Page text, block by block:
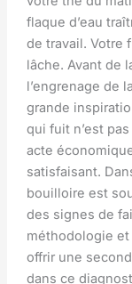
flaque d’eau
de travail. Votre
lâche. Avant de
l’engrenage de
grande
qui fuit n’est
acte
satisfaisant.
bouilloire est
des signes de
méthodologie
offrir une
dans ce